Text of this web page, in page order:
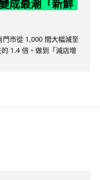
成最潮「新鮮
門市從 1,000 間大幅減至
1.4 倍。做到「減店增